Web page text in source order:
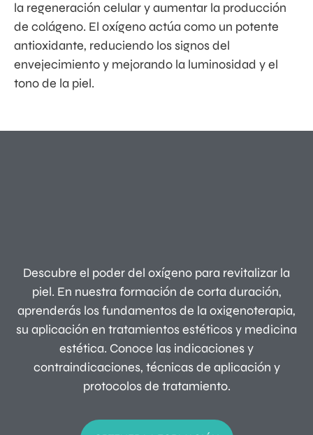
la regeneración celular y aumentar la producción
de colágeno. El oxígeno actúa como un potente
antioxidante, reduciendo los signos del
envejecimiento y mejorando la luminosidad y el
tono de la piel.
Descubre el poder del oxígeno para revitalizar la
piel. En nuestra formación de corta duración,
aprenderás los fundamentos de la oxigenoterapia,
su aplicación en tratamientos estéticos y medicina
estética. Conoce las indicaciones y
contraindicaciones, técnicas de aplicación y
protocolos de tratamiento.